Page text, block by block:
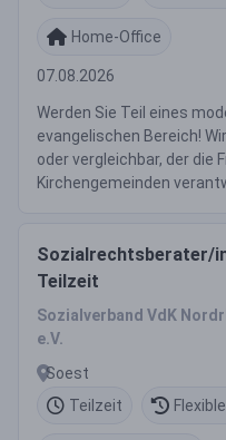
Home-Office
07.08.2026
Werden Sie Teil eines
evangelischen Bereich!
oder vergleichbar, der die
Kirchengemeinden
Sozialrechtsberater/
Teilzeit
Sozialverband VdK
e.V.
Soest
Teilzeit